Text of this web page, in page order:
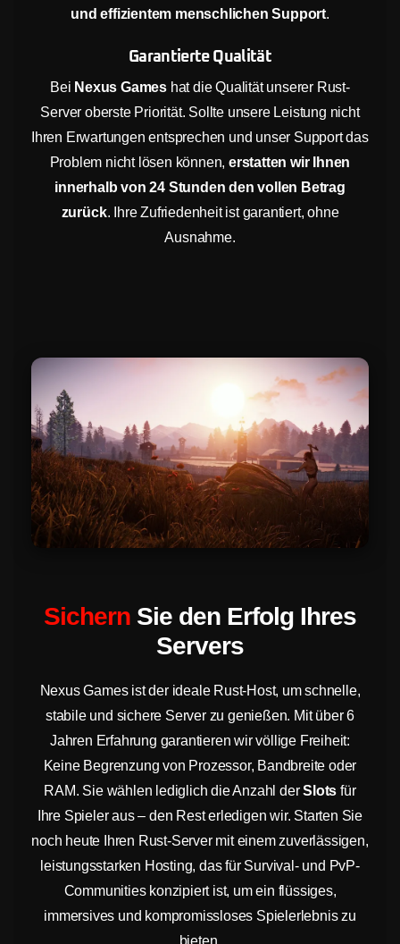
und effizientem menschlichen Support.
Garantierte Qualität
Bei Nexus Games hat die Qualität unserer Rust-
Server oberste Priorität. Sollte unsere Leistung nicht
Ihren Erwartungen entsprechen und unser Support das
Problem nicht lösen können,erstatten wir Ihnen
innerhalb von 24 Stunden den vollen Betrag
zurück. Ihre Zufriedenheit ist garantiert, ohne
Ausnahme.
SichernSie den Erfolg Ihres
Servers
Nexus Games ist der ideale Rust-Host, um schnelle,
stabile und sichere Server zu genießen. Mit über 6
Jahren Erfahrung garantieren wir völlige Freiheit:
Keine Begrenzung von Prozessor, Bandbreite oder
RAM. Sie wählen lediglich die Anzahl derSlots für
Ihre Spieler aus – den Rest erledigen wir. Starten Sie
noch heute Ihren Rust-Server mit einem zuverlässigen,
leistungsstarken Hosting, das für Survival- und PvP-
Communities konzipiert ist, um ein flüssiges,
immersives und kompromissloses Spielerlebnis zu
bieten.